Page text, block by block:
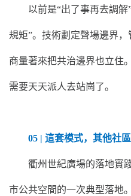
以前是“出了事再去調解”
規矩”。技術劃定聲場邊界
商量著來把共治邊界也立住
需要天天派人去站崗了。
05 | 這套模式，其他社
衢州世紀廣場的落地實踐
市公共空間的一次典型落地